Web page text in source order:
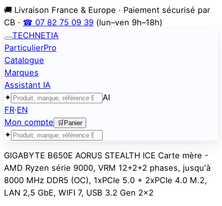
🚚 Livraison France & Europe · Paiement sécurisé par
CB · ☎ 07 82 75 09 39 (lun–ven 9h–18h)
TECHNETIA
ParticulierPro
Catalogue
Marques
Assistant IA
✦
AI
FR·EN
Mon compte
🛒 Panier
✦
GIGABYTE B650E AORUS STEALTH ICE Carte mère -
AMD Ryzen série 9000, VRM 12+2+2 phases, jusqu'à
8000 MHz DDR5 (OC), 1xPCIe 5.0 + 2xPCIe 4.0 M.2,
LAN 2,5 GbE, WIFI 7, USB 3.2 Gen 2x2